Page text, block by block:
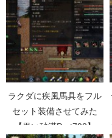
ラクダに疾風馬具をフル
セット装備させてみた
【黒い砂漠Part798】